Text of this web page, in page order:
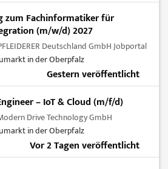
zum Fachinformatiker für
(m/w/d) 2027
Deutschland GmbH Jobportal
in der Oberpfalz
Gestern veröffentlicht
– IoT & Cloud (m/f/d)
Drive Technology GmbH
in der Oberpfalz
Vor 2 Tagen veröffentlicht